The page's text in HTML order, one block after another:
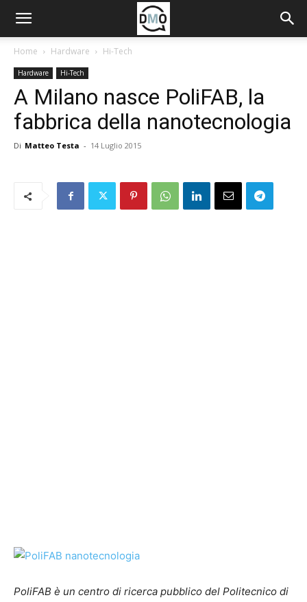
Home Hardware Hi-Tech
Hardware Hi-Tech
A Milano nasce PoliFAB, la
fabbrica della nanotecnologia
Di Matteo Testa - 14 Luglio 2015
PoliFAB è un centro di ricerca pubblico del Politecnico di